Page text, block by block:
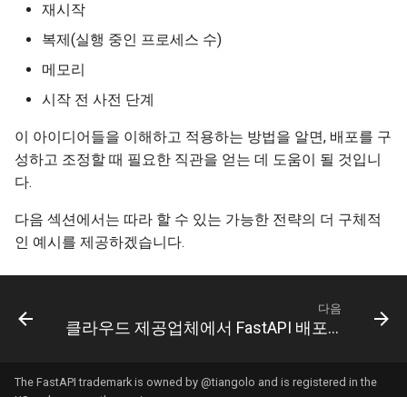
재시작
복제(실행 중인 프로세스 수)
메모리
시작 전 사전 단계
이 아이디어들을 이해하고 적용하는 방법을 알면, 배포를 구
성하고 조정할 때 필요한 직관을 얻는 데 도움이 될 것입니
다. 🤓
다음 섹션에서는 따라 할 수 있는 가능한 전략의 더 구체적
인 예시를 제공하겠습니다. 🚀
다음
클라우드 제공업체에서 FastAPI 배포하기
The FastAPI trademark is owned by @tiangolo and is registered in the